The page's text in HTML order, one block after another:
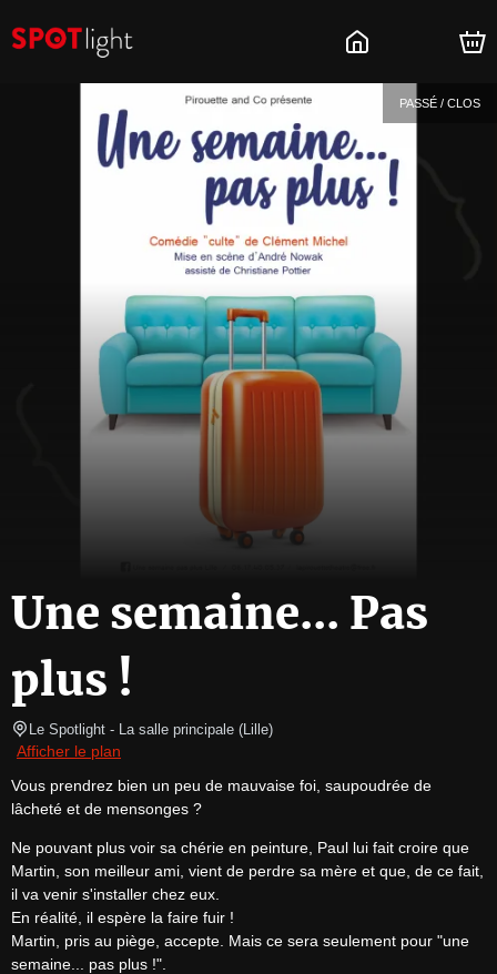
PASSÉ / CLOS
Une semaine... Pas
plus !
Le Spotlight - La salle principale (Lille)
Afficher le plan
Vous prendrez bien un peu de mauvaise foi, saupoudrée de
lâcheté et de mensonges ?
Ne pouvant plus voir sa chérie en peinture, Paul lui fait croire que
Martin, son meilleur ami, vient de perdre sa mère et que, de ce fait,
il va venir s'installer chez eux.
En réalité, il espère la faire fuir !
Martin, pris au piège, accepte. Mais ce sera seulement pour "une
semaine... pas plus !".